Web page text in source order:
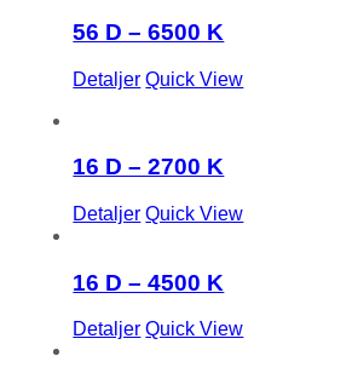
56 D – 6500 K
Detaljer Quick View
16 D – 2700 K
Detaljer Quick View
16 D – 4500 K
Detaljer Quick View